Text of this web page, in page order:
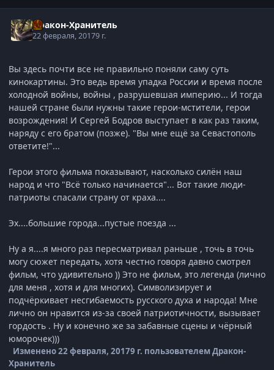
Дракон-Хранитель
22 февраля, 20179 г.
Вы здесь почти все не правильно поняли саму суть
кинокартины. Это ведь время упадка России и время после
холодной войны, войны , разрушевшая империю... И тогда
нашей стране были нужны такие герои-мстители, герои
возрождения! И Сергей Бодров выступает в как раз таким,
наряду с его братом (позже). "Вы мне ещё за Севастополь
ответите!"...
Герои этого фильма показывают, насколько силён наш
народ и что "Всё только начинается"... Вот такие люди-
патриоты спасали страну от краха....
Эх....большие города...пустые поезда ...
Ну а я....я много раз пересматривал раньше , точь в точь
могу сюжет передать, хотя честно говоря давно смотрел
фильм, что удивительно )) Это не фильм, это легенда (лично
для меня , хотя и для многих). Символизирует и
подчёркивает несгибаемость русского духа и народа! Мне
лично он нравится из-за своей патриотичности, вызывает
гордость . Ну и конечно же за забавные сцены и чёрный
юморочек)))
Изменено22 февраля, 20179 г. пользователем Дракон-
Хранитель